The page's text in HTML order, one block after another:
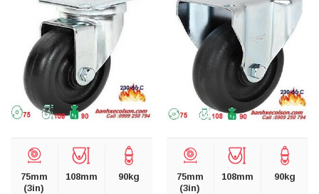
75mm
(3in)
108mm 90kg
75mm
(3in)
108mm 90kg